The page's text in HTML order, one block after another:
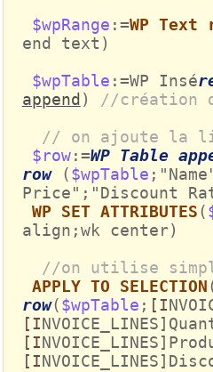
$wpRange :=WP Text
end text)
$wpTable :=WP Insé
append )
//création
// on ajoute la
$row:=WP Table
row($wpTable
Price";"Discount
WP SET ATTRIBUTES(
align;wk center)
//on utilise
APPLY TO SELECTION
row($wpTable ; [I
[I
[I
[I